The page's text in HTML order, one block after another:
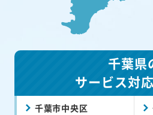
千葉県
サービス対
千葉市中央区